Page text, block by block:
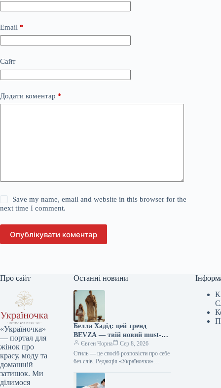
Email *
Сайт
Додати коментар *
Save my name, email and website in this browser for the
next time I comment.
Опублікувати коментар
Про сайт
«Україночка»
— портал для
жінок про
красу, моду та
домашній
затишок. Ми
ділимося
Останні новини
Белла Хадід: цей тренд
BEVZA — твій новий must-
have сезону!
Євген Чорна
Сер 8, 2026
Стиль — це спосіб розповісти про себе
без слів. Редакція «Україночки»
тенденціями, і сьогодні ми
підготували…